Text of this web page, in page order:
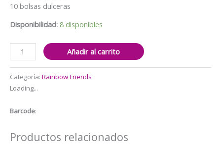
10 bolsas dulceras
Disponibilidad: 8 disponibles
de
globos
mas
banderín
Friends
y
Añadir al carrito
Categoría: Rainbow Friends
Loading...
Barcode:
Productos relacionados